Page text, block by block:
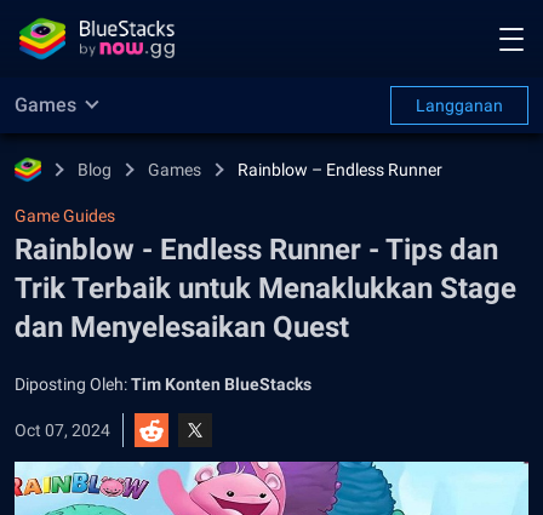
Games Langganan
Blog Games Rainblow – Endless Runner
Game Guides
Rainblow - Endless Runner - Tips dan
Trik Terbaik untuk Menaklukkan Stage
dan Menyelesaikan Quest
Diposting Oleh:Tim Konten BlueStacks
Oct 07, 2024